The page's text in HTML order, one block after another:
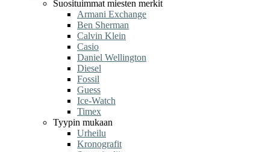
Suosituimmat miesten merkit
Armani Exchange
Ben Sherman
Calvin Klein
Casio
Daniel Wellington
Diesel
Fossil
Guess
Ice-Watch
Timex
Tyypin mukaan
Urheilu
Kronografit